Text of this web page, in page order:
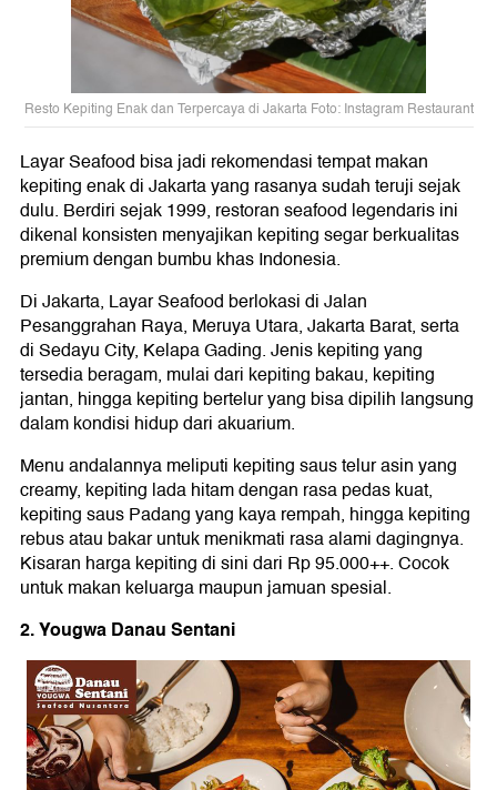
Resto Kepiting Enak dan Terpercaya di Jakarta Foto: Instagram Restaurant
Layar Seafood bisa jadi rekomendasi tempat makan
kepiting enak di Jakarta yang rasanya sudah teruji sejak
dulu. Berdiri sejak 1999, restoran seafood legendaris ini
dikenal konsisten menyajikan kepiting segar berkualitas
premium dengan bumbu khas Indonesia.
Di Jakarta, Layar Seafood berlokasi di Jalan
Pesanggrahan Raya, Meruya Utara, Jakarta Barat, serta
di Sedayu City, Kelapa Gading. Jenis kepiting yang
tersedia beragam, mulai dari kepiting bakau, kepiting
jantan, hingga kepiting bertelur yang bisa dipilih langsung
dalam kondisi hidup dari akuarium.
Menu andalannya meliputi kepiting saus telur asin yang
creamy, kepiting lada hitam dengan rasa pedas kuat,
kepiting saus Padang yang kaya rempah, hingga kepiting
rebus atau bakar untuk menikmati rasa alami dagingnya.
Kisaran harga kepiting di sini dari Rp 95.000++. Cocok
untuk makan keluarga maupun jamuan spesial.
2. Yougwa Danau Sentani